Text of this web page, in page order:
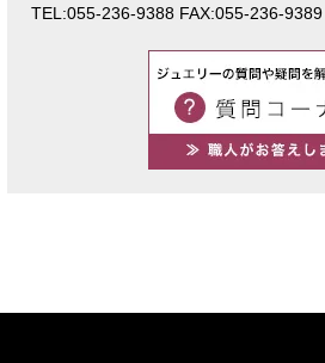
TEL:055-236-9388 FAX:055-236-9389